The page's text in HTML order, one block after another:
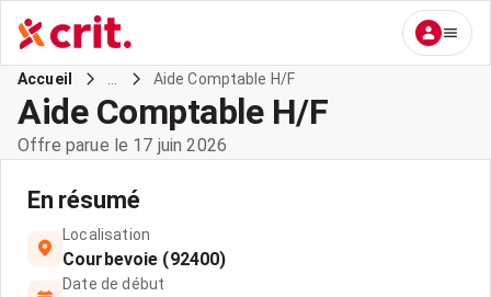
Accueil Aide Comptable H/F
Aide Comptable H/F
Offre parue le 17 juin 2026
En résumé
Localisation
Courbevoie (92400)
Date de début